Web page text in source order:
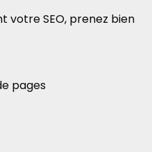
votre SEO, prenez bien
pages